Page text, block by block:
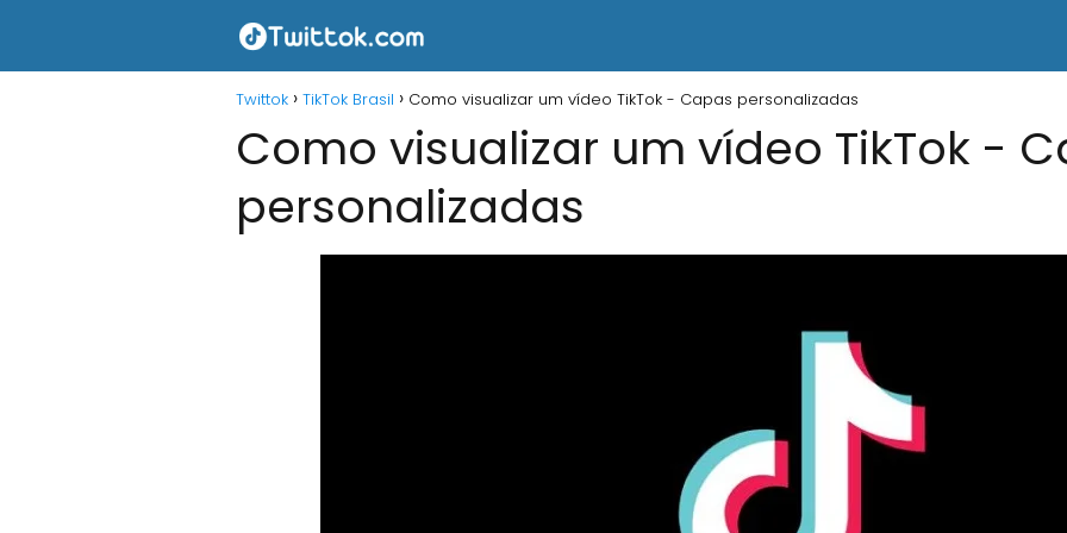
Twittok TikTok Brasil Como visualizar um vídeo TikTok - Capas personalizadas
Como visualizar um vídeo TikTok -
personalizadas